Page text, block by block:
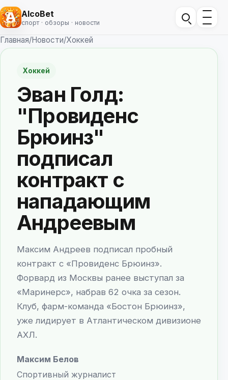
AlcoBet
спорт · обзоры · новости
Главная/Новости/Хоккей
Хоккей
Эван Голд:
"Провиденс
Брюинз"
подписал
контракт с
нападающим
Андреевым
Максим Андреев подписал пробный
контракт с «Провиденс Брюинз».
Форвард из Москвы ранее выступал за
«Маринерс», набрав 62 очка за сезон.
Клуб, фарм-команда «Бостон Брюинз»,
уже лидирует в Атлантическом дивизионе
АХЛ.
Максим Белов
Спортивный журналист